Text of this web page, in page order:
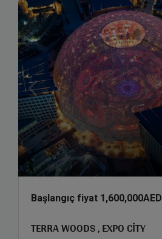
Başlangıç fiyat 1,600,000AED
TERRA WOODS , EXPO CITY